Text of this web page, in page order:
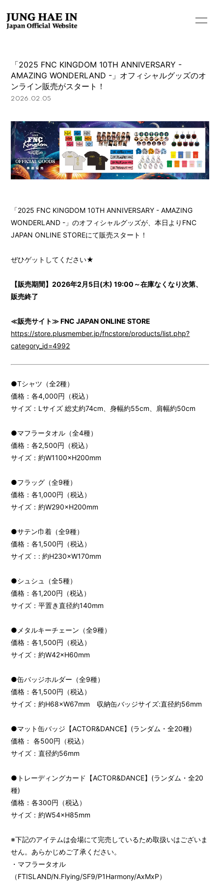
INFORMATION
PROFILE
STORE
会員登録 ログイン
Gallery
Wallpaper
「2025 FNC KINGDOM 10TH ANNIVERSARY -
AMAZING WONDERLAND -」オフィシャルグッズのオ
ンライン販売がスタート！
2026.02.05
「2025 FNC KINGDOM 10TH ANNIVERSARY - AMAZING
WONDERLAND -」のオフィシャルグッズが、本日よりFNC
JAPAN ONLINE STOREにて販売スタート！
ぜひゲットしてください★
【販売期間】2026年2月5日(木) 19:00～在庫なくなり次第、
販売終了
≪販売サイト≫ FNC JAPAN ONLINE STORE
https://store.plusmember.jp/fncstore/products/list.php?
category_id=4992
●Tシャツ（全2種）
価格：各4,000円（税込）
サイズ：Lサイズ 総丈約74cm、身幅約55cm、肩幅約50cm
●マフラータオル（全4種）
価格：各2,500円（税込）
サイズ：約W1100×H200mm
●フラッグ（全9種）
価格：各1,000円（税込）
サイズ：約W290×H200mm
●サテン巾着（全9種）
価格：各1,500円（税込）
サイズ：: 約H230×W170mm
●シュシュ（全5種）
価格：各1,200円（税込）
サイズ：平置き直径約140mm
●メタルキーチェーン（全9種）
価格：各1,500円（税込）
サイズ：約W42×H60mm
●缶バッジホルダー（全9種）
価格：各1,500円（税込）
サイズ：約H68×W67mm 収納缶バッジサイズ:直径約56mm
●マット缶バッジ【ACTOR&DANCE】(ランダム・全20種)
価格： 各500円（税込）
サイズ：直径約56mm
●トレーディングカード【ACTOR&DANCE】(ランダム・全20
種)
価格：各300円（税込）
サイズ：約W54×H85mm
※下記のアイテムは会場にて完売しているため取扱いはございま
せん。あらかじめご了承ください。
・マフラータオル
（FTISLAND/N.Flying/SF9/P1Harmony/AxMxP）